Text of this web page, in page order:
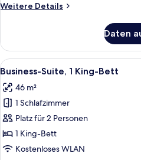
Weitere Details
Weitere
Mikrowelle
Daten
Alle
Fotos
für
Business-
Suite,
1 King-
Bett
6
Business-Suite, 1 King-Bett
46 m²
1 Schlafzimmer
Platz für 2 Personen
1 King-Bett
Kostenloses WLAN